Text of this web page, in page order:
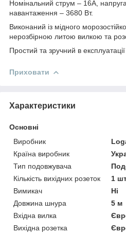
Номінальний струм – 16А,
навантаження – 3680 Вт.
Виконаний із мідного
нерозбірною литою вилкою та
Простий та зручний в експлуатації
Приховати
Характеристики
Основні
Виробник
Країна виробник
Тип подовжувача
Кількість вихідних розеток
1
Вимикач
Ні
Довжина шнура
5 м
Вхідна вилка
Вихідна розетка